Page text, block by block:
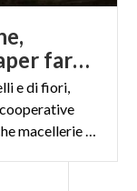
memoria del saper fare lombardo
e di fiori,
operaie, liuterie ma anche macellerie e tipografie: scopriamo i luoghi della tradizione artigiana lombarda